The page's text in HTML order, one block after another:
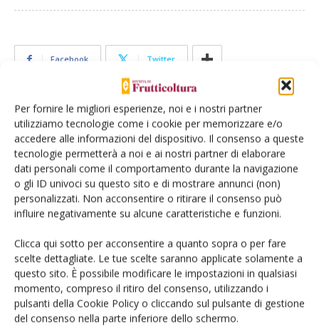
Per fornire le migliori esperienze, noi e i nostri partner
utilizziamo tecnologie come i cookie per memorizzare e/o
accedere alle informazioni del dispositivo. Il consenso a queste
tecnologie permetterà a noi e ai nostri partner di elaborare
dati personali come il comportamento durante la navigazione
o gli ID univoci su questo sito e di mostrare annunci (non)
personalizzati. Non acconsentire o ritirare il consenso può
influire negativamente su alcune caratteristiche e funzioni.
Clicca qui sotto per acconsentire a quanto sopra o per fare
scelte dettagliate. Le tue scelte saranno applicate solamente a
questo sito. È possibile modificare le impostazioni in qualsiasi
momento, compreso il ritiro del consenso, utilizzando i
pulsanti della Cookie Policy o cliccando sul pulsante di gestione
del consenso nella parte inferiore dello schermo.
Facebook Twitter
Redazione Frutticoltura
E-magazine